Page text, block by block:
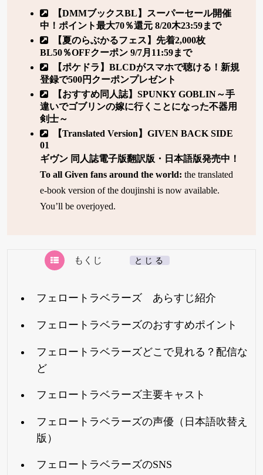
【DMMブックスBL】スーパーセール開催
中！ポイント最大70％還元 8/20木23:59まで
【夏のらぶかるフェス】先着2,000枚
BL50％OFFクーポン 9/7月11:59まで
【ポケドラ】BLCDがスマホで聴ける！新規
登録で500円クーポンプレゼント
【おすすめ同人誌】SPUNKY GOBLIN～手
違いでゴブリンの嫁に行くことになった不器用
剣士～
【Translated Version】GIVEN BACK SIDE
01
ギヴン 同人誌電子版翻訳版・日本語版発売中！
To all Given fans around the world: the translated
e-book version of the doujinshi is now available.
You’ll be overjoyed.
もくじ とじる
フェロートラベラーズ あらすじ紹介
フェロートラベラーズのおすすめポイント
フェロートラベラーズどこで見れる？配信な
ど
フェロートラベラーズ主要キャスト
フェロートラベラーズの声優（日本語吹替え
版）
フェロートラベラーズのSNS